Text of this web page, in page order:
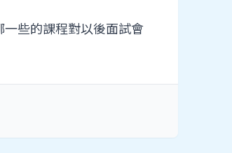
些的課程對以後面試會